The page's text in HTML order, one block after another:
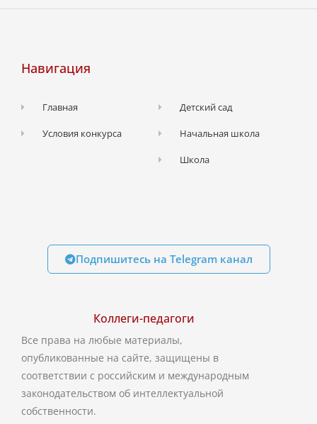
Навигация
Главная
Условия конкурса
Детский сад
Начальная школа
Школа
Подпишитесь на Telegram канал
Коллеги-педагоги
Все права на любые материалы,
опубликованные на сайте, защищены в
соответствии с российским и международным
законодательством об интеллектуальной
собственности.